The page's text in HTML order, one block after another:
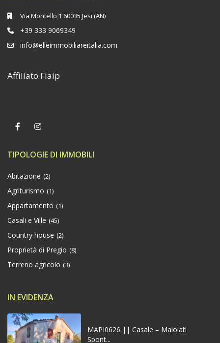
Via Montello 1 60035 Jesi (AN)
+39 333 9069349
info@elleimmobiliareitalia.com
Affiliato Fiaip
TIPOLOGIE DI IMMOBILI
Abitazione (2)
Agriturismo (1)
Appartamento (1)
Casali e Ville (45)
Country house (2)
Proprietà di Pregio (8)
Terreno agricolo (3)
IN EVIDENZA
MAPI0626 || Casale – Maiolati
Spont...